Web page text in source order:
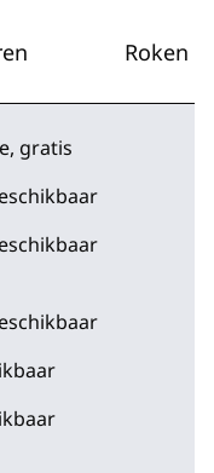
Roken
, gratis